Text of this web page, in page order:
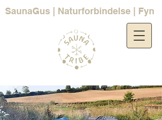
SaunaGus | Naturforbindelse | Fyn